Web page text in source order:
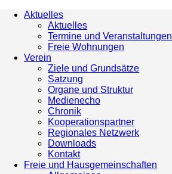
Aktuelles
Aktuelles
Termine und Veranstaltungen
Freie Wohnungen
Verein
Ziele und Grundsätze
Satzung
Organe und Struktur
Medienecho
Chronik
Kooperationspartner
Regionales Netzwerk
Downloads
Kontakt
Freie und Hausgemeinschaften